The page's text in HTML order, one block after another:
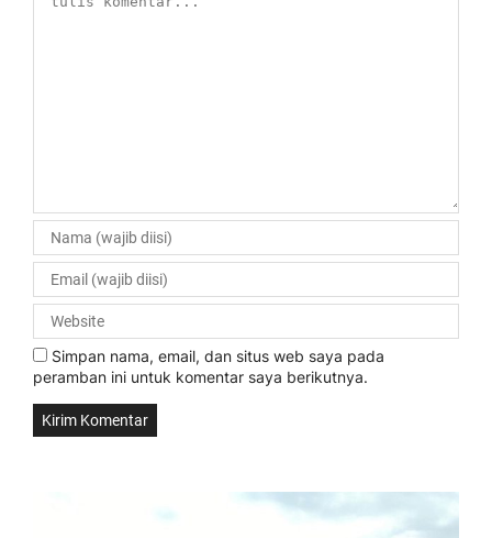
Simpan nama, email, dan situs web saya pada
peramban ini untuk komentar saya berikutnya.